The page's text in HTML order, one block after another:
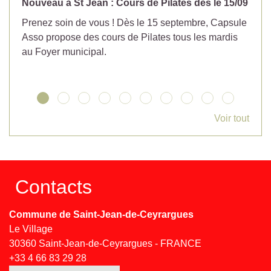
Nouveau à St Jean : Cours de Pilates dès le 15/09
Prenez soin de vous ! Dès le 15 septembre, Capsule
Asso propose des cours de Pilates tous les mardis
au Foyer municipal.
Voir tout
Contacts
Commune de Saint-Jean-de-Ceyrargues
Le Village
30360 Saint-Jean-de-Ceyrargues - FRANCE
+33 4 66 83 29 28